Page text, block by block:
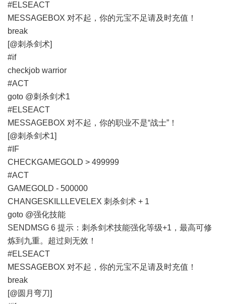
#ELSEACT
MESSAGEBOX 对不起，你的元宝不足请及时充值！
break
[@刺杀剑术]
#if
checkjob warrior
#ACT
goto @刺杀剑术1
#ELSEACT
MESSAGEBOX 对不起，你的职业不是“战士”！
[@刺杀剑术1]
#IF
CHECKGAMEGOLD > 499999
#ACT
GAMEGOLD - 500000
CHANGESKILLLEVELEX 刺杀剑术 + 1
goto @强化技能
SENDMSG 6 提示：刺杀剑术技能强化等级+1，最高可修
炼到九重。超过则无效！
#ELSEACT
MESSAGEBOX 对不起，你的元宝不足请及时充值！
break
[@圆月弯刀]